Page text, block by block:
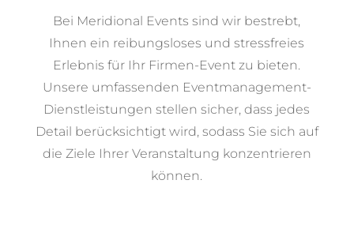
Bei Meridional Events sind wir bestrebt,
Ihnen ein reibungsloses und stressfreies
Erlebnis für Ihr Firmen-Event zu bieten.
Unsere umfassenden Eventmanagement-
Dienstleistungen stellen sicher, dass jedes
Detail berücksichtigt wird, sodass Sie sich auf
die Ziele Ihrer Veranstaltung konzentrieren
können.